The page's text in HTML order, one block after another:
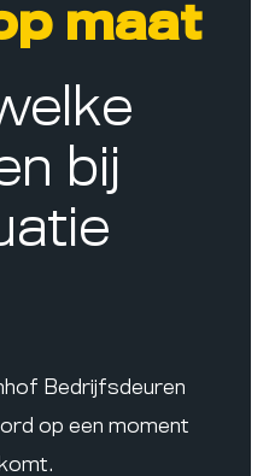
maat
bij
Bedrijfsdeuren
op een moment